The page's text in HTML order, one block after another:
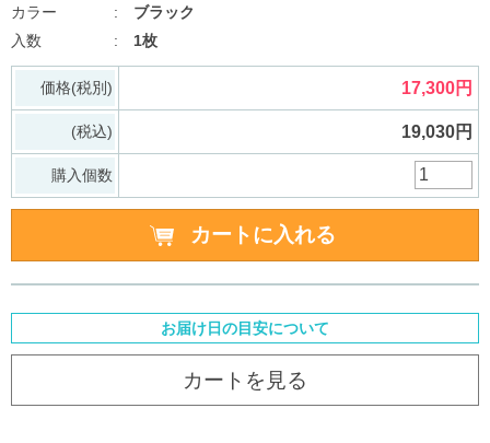
ブラック
1枚
価格(税別) 17,300円
(税込) 19,030円
購入個数
お届け日の目安について
カートを見る